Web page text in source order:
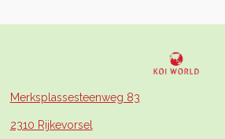
Merksplassesteenweg 83
2310 Rijkevorsel